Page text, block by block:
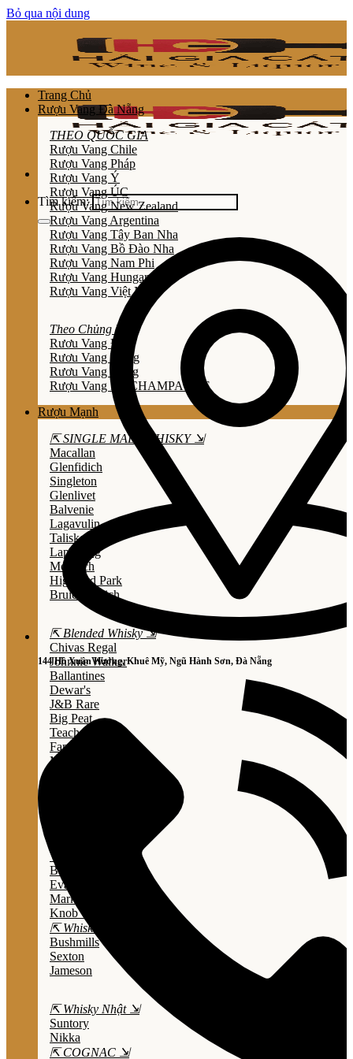
Bỏ qua nội dung
Tìm kiếm:
144 Hồ Xuân Hương, Khuê Mỹ, Ngũ Hành Sơn, Đà Nẵng
Trang Chủ
Rượu Vang Đà Nẵng
THEO QUỐC GIA
Rượu Vang Chile
Rượu Vang Pháp
Rượu Vang Ý
Rượu Vang ÚC
Rượu Vang New Zealand
Rượu Vang Argentina
Rượu Vang Tây Ban Nha
Rượu Vang Bồ Đào Nha
Rượu Vang Nam Phi
Rượu Vang Hungary
Rượu Vang Việt Nam
Theo Chủng Loại
Rươu Vang Đỏ
Rươu Vang Trắng
Rươu Vang Hồng
Rượu Vang Nổ/CHAMPAGNE
Rượu Mạnh
⇱ SINGLE MALT WHISKY ⇲
Macallan
Glenfidich
Singleton
Glenlivet
Balvenie
Lagavulin
Talisker
Laphroaig
Mortlach
Highland Park
Bruichladdich
⇱ Blended Whisky ⇲
Chivas Regal
Johnnie Walker
Ballantines
Dewar's
J&B Rare
Big Peat
Teacher's
Famous Grouse
Monkey Shouder
Wild Turkey
Bulleit Bourbon
Evan Williams
Marker's Mark
Knob Creek
⇱ Whiskey Ailen ⇲
Bushmills
Sexton
Jameson
⇱ Whisky Nhật ⇲
Suntory
Nikka
⇱ COGNAC ⇲